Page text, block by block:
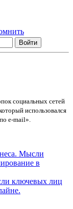
социальных сетей
использовался
e-mail».
ключевых лиц